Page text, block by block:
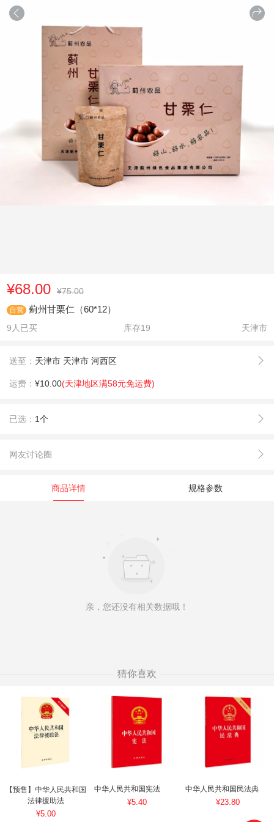
¥68.00 ¥75.00
自营 蓟州甘栗仁（60*12）
9人已买 库存19 天津市
送至： 天津市 天津市 河西区
运费： ¥10.00(天津地区满58元免运费)
已选： 1个
网友讨论圈
商品详情 规格参数
亲，您还没有相关数据哦！
猜你喜欢
【预售】中华人民共和国
法律援助法
¥5.00
中华人民共和国宪法
¥5.40
中华人民共和国民法典
¥23.80